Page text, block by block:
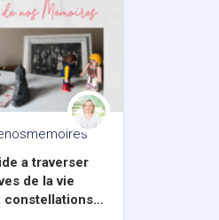
a traverser
de la vie
constellations